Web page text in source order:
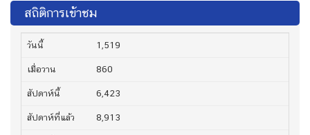
สถิติการเข้าชม
วันนี้ 1,519
เมื่อวาน 860
สัปดาห์นี้ 6,423
สัปดาห์ที่แล้ว 8,913